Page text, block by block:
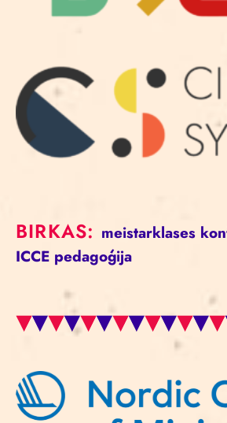
BIRKAS: meistarklases
ICCE pedagoģija